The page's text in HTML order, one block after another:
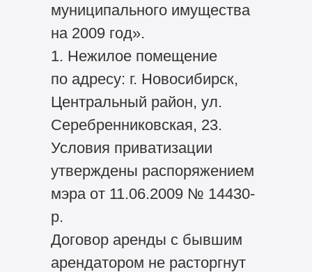
муниципального имущества
на 2009 год».
1. Нежилое помещение
по адресу: г. Новосибирск,
Центральный район, ул.
Серебренниковская, 23.
Условия приватизации
утверждены распоряжением
мэра от 11.06.2009 № 14430-
р.
Договор аренды с бывшим
арендатором не расторгнут